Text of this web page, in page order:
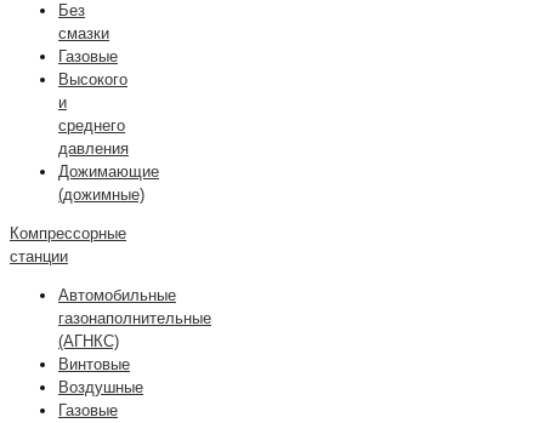
Без
смазки
Газовые
Высокого
и
среднего
давления
Дожимающие
(дожимные)
Компрессорные
станции
Автомобильные
газонаполнительные
(АГНКС)
Винтовые
Воздушные
Газовые